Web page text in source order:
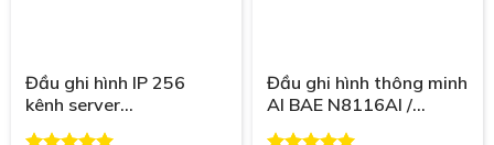
Đầu ghi hình IP 256
kênh server
N1216256AI
Đầu ghi hình thông minh
AI BAE N8116AI /
N8108AI / N8104AI